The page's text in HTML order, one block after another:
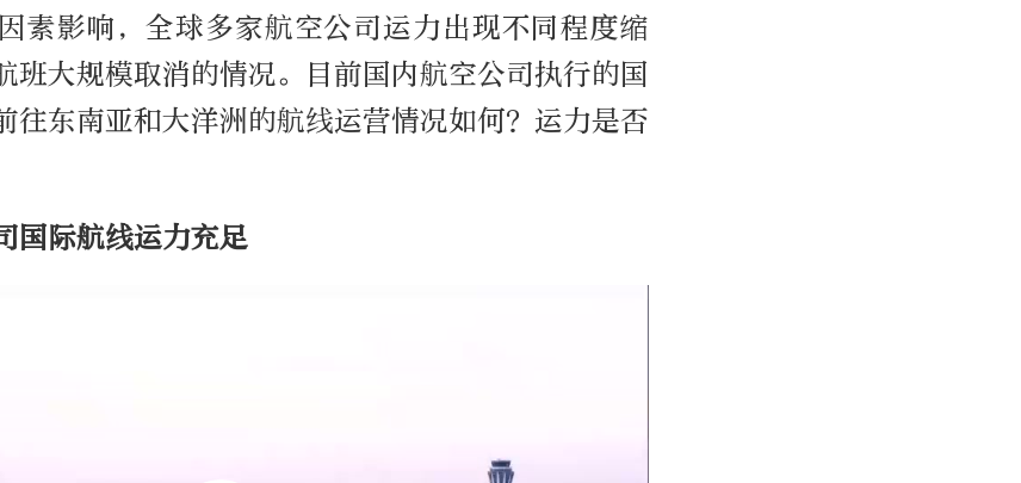
素影响，全球多家航空公司运力出现不同程度缩
班大规模取消的情况。目前国内航空公司执行的国
往东南亚和大洋洲的航线运营情况如何？运力是否
国际航线运力充足